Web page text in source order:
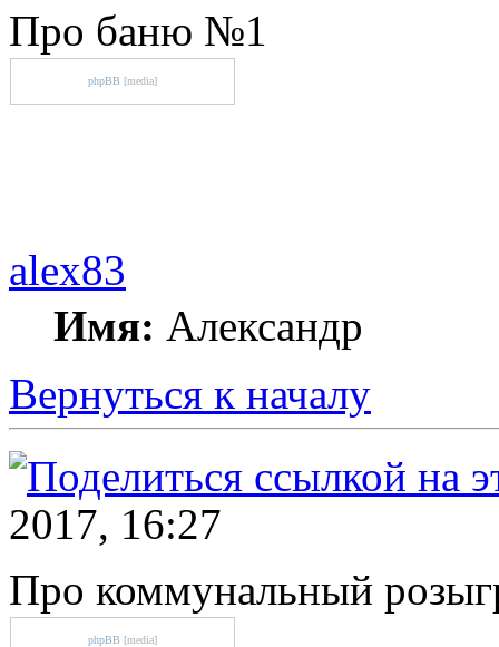
Про баню №1
phpBB [media]
alex83
Имя: Александр
Вернуться к началу
2017, 16:27
Про коммунальный
phpBB [media]